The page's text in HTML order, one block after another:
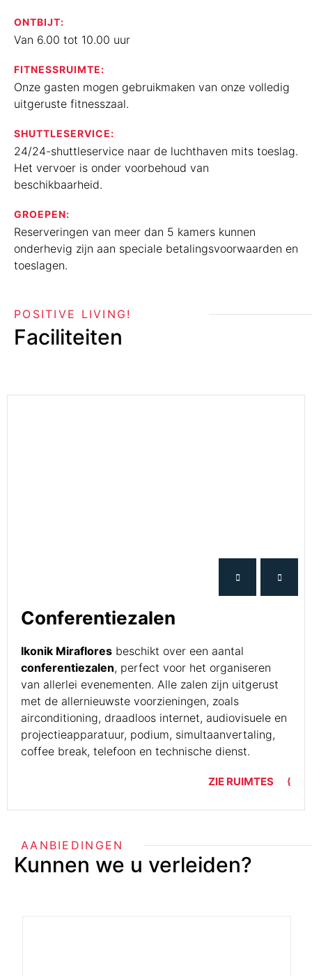
ONTBIJT:
Van 6.00 tot 10.00 uur
FITNESSRUIMTE:
Onze gasten mogen gebruikmaken van onze volledig
uitgeruste fitnesszaal.
SHUTTLESERVICE:
24/24-shuttleservice naar de luchthaven mits toeslag.
Het vervoer is onder voorbehoud van
beschikbaarheid.
GROEPEN:
Reserveringen van meer dan 5 kamers kunnen
onderhevig zijn aan speciale betalingsvoorwaarden en
toeslagen.
POSITIVE LIVING!
Faciliteiten
Conferentiezalen
Ikonik Miraflores beschikt over een aantal
conferentiezalen, perfect voor het organiseren
van allerlei evenementen. Alle zalen zijn uitgerust
met de allernieuwste voorzieningen, zoals
airconditioning, draadloos internet, audiovisuele en
projectieapparatuur, podium, simultaanvertaling,
coffee break, telefoon en technische dienst.
ZIE RUIMTES
AANBIEDINGEN
Kunnen we u verleiden?